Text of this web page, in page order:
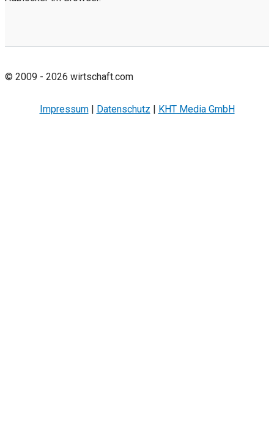
© 2009 - 2026 wirtschaft.com
Impressum| Datenschutz | KHT Media GmbH